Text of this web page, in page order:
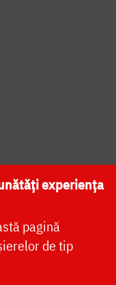
NAȚIONALĂ
experiența
pagină
de tip